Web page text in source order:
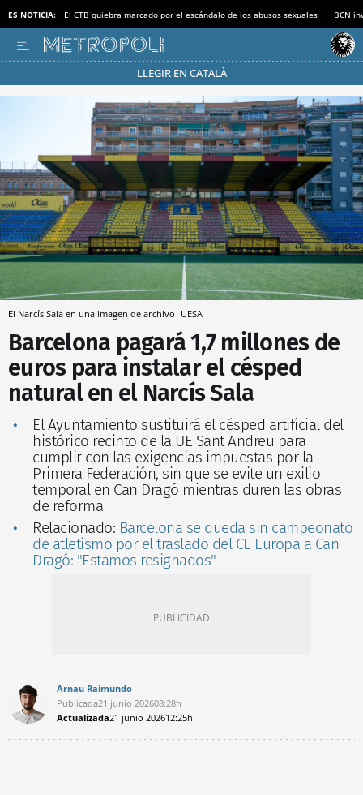
ES NOTICIA: El CTB quiebra marcado por el escándalo de los abusos sexuales BCN
LLEGIR EN CATALÀ
Pásate al MODO AHORRO
El Narcís Sala en una imagen de archivo UESA
Barcelona pagará 1,7 millones de
euros para instalar el césped
natural en el Narcís Sala
El Ayuntamiento sustituirá el césped artificial del
histórico recinto de la UE Sant Andreu para
cumplir con las exigencias impuestas por la
Primera Federación, sin que se evite un exilio
temporal en Can Dragó mientras duren las obras
de reforma
Relacionado: Barcelona se queda sin campeonato
de atletismo por el traslado del CE Europa a Can
Dragó: "Estamos resignados"
Arnau Raimundo
Publicada21 junio 202608:28h
Actualizada21 junio 202612:25h